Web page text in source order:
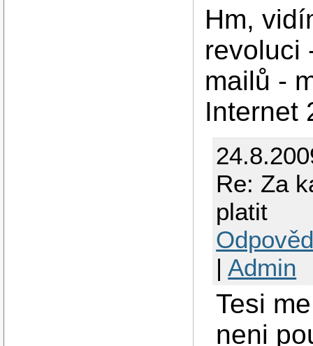
Hm,
revoluci
mailů -
Internet
Re: Za
platit
| Admin
Tesi
neni